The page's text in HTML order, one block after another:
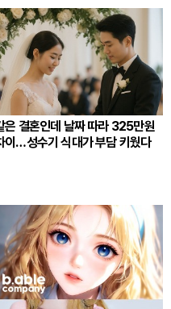
은 결혼인데 날짜 따라 325만원
이…성수기 식대가 부담 키웠다